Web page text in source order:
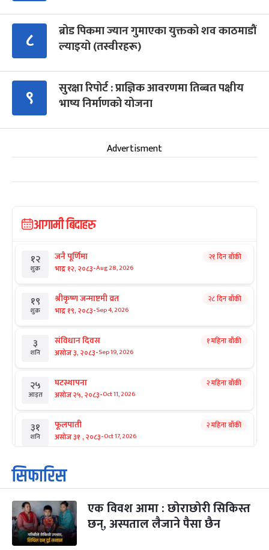
८
ब्रोड पिकमा ज्यान गुमाएका युक्तको शव काठमाडौं
ल्याइयो (तस्वीरहरू)
९
सुरक्षा रिपोर्ट : प्राज्ञिक आवरणमा तिब्बत पक्षीय
भाष्य निर्माणको योजना
Advertisment
आगामी बिदाहरु
१२
शुक्र
जनै पूर्णिमा
भाद्र १२, २०८३-Aug 28, 2026
२१ दिन बाँकी
१९
शुक्र
श्रीकृष्ण जन्माष्टमी व्रत
भाद्र १९, २०८३-Sep 4, 2026
२८ दिन बाँकी
३
शनि
संविधान दिवस
असोज ३, २०८३-Sep 19, 2026
१ महिना बाँकी
२५
आइत
घटस्थापना
असोज २५, २०८३-Oct 11, 2026
२ महिना बाँकी
३१
शनि
फूलपाती
असोज ३१ , २०८३-Oct 17, 2026
२ महिना बाँकी
१
आइत
कार्तिक सङ्क्रान्ति
कार्तिक १, २०८३
३
मंगल
महानवमी
कार्तिक ३, २०८३-Oct 20, 2026
२ महिना बाँकी
सिफारिस
एक विवश आमा : छोराछोरी सिकिस्त
छन्, अस्पताल लैजाने पैसा छैन